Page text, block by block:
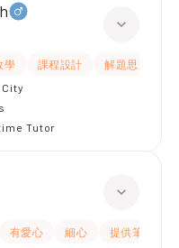
學 課程設計 解題思路
Tutor
有愛心 細心 提供筆記